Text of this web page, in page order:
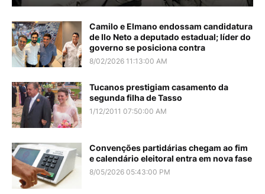
Camilo e Elmano endossam candidatura
de Ilo Neto a deputado estadual; líder do
governo se posiciona contra
8/02/2026 11:13:00 AM
Tucanos prestigiam casamento da
segunda filha de Tasso
1/12/2011 07:50:00 AM
Convenções partidárias chegam ao fim
e calendário eleitoral entra em nova fase
8/05/2026 05:43:00 PM